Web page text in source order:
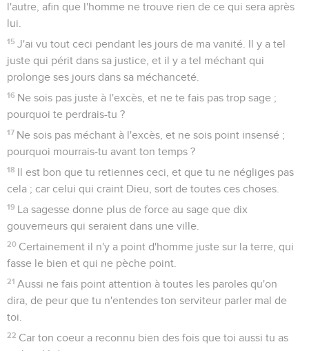
l'autre, afin que l'homme ne trouve rien de ce qui sera après
lui.
15 J'ai vu tout ceci pendant les jours de ma vanité. Il y a tel
juste qui périt dans sa justice, et il y a tel méchant qui
prolonge ses jours dans sa méchanceté.
16 Ne sois pas juste à l'excès, et ne te fais pas trop sage ;
pourquoi te perdrais-tu ?
17 Ne sois pas méchant à l'excès, et ne sois point insensé ;
pourquoi mourrais-tu avant ton temps ?
18 Il est bon que tu retiennes ceci, et que tu ne négliges pas
cela ; car celui qui craint Dieu, sort de toutes ces choses.
19 La sagesse donne plus de force au sage que dix
gouverneurs qui seraient dans une ville.
20 Certainement il n'y a point d'homme juste sur la terre, qui
fasse le bien et qui ne pèche point.
21 Aussi ne fais point attention à toutes les paroles qu'on
dira, de peur que tu n'entendes ton serviteur parler mal de
toi.
22 Car ton coeur a reconnu bien des fois que toi aussi tu as